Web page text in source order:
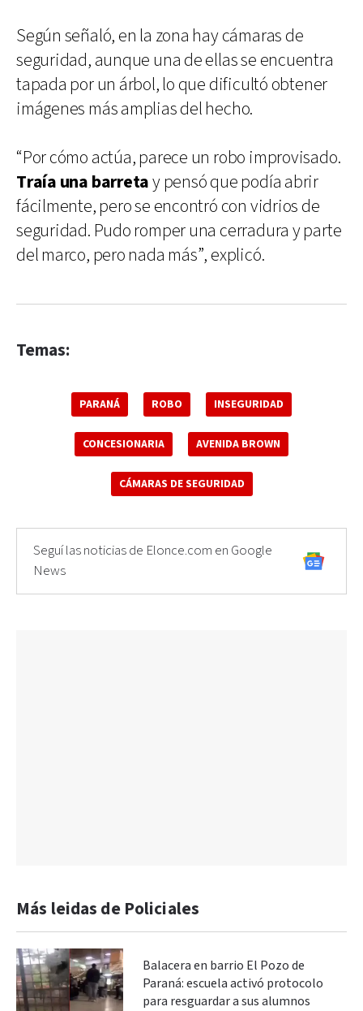
Según señaló, en la zona hay cámaras de
seguridad, aunque una de ellas se encuentra
tapada por un árbol, lo que dificultó obtener
imágenes más amplias del hecho.
“Por cómo actúa, parece un robo improvisado.
Traía una barretay pensó que podía abrir
fácilmente, pero se encontró con vidrios de
seguridad. Pudo romper una cerradura y parte
del marco, pero nada más”, explicó.
Temas:
PARANÁ ROBO INSEGURIDAD
CONCESIONARIA AVENIDA BROWN
CÁMARAS DE SEGURIDAD
Seguí las noticias de Elonce.com en Google
News
Más leidas de Policiales
Balacera en barrio El Pozo de
Paraná: escuela activó protocolo
para resguardar a sus alumnos